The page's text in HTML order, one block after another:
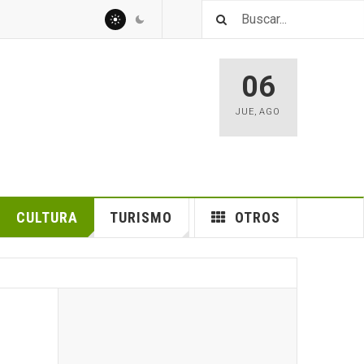
06
JUE,AGO
CULTURA TURISMO OTROS